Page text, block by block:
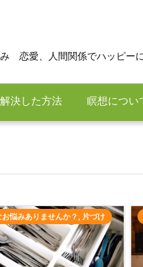
恋愛、人間関係でハッピー
決した方法 瞑想につい
お悩みありませんか？ , 片づけ